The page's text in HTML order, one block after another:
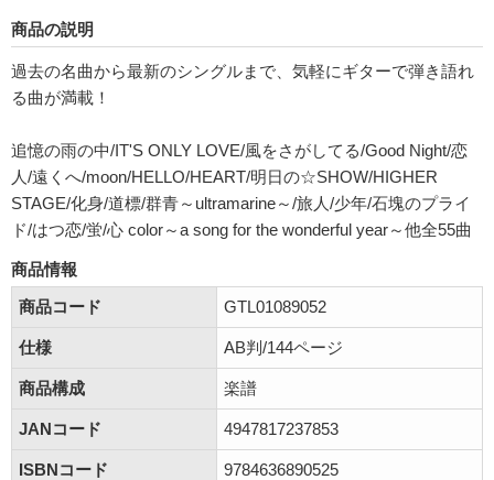
商品の説明
過去の名曲から最新のシングルまで、気軽にギターで弾き語れ
る曲が満載！
追憶の雨の中/IT'S ONLY LOVE/風をさがしてる/Good Night/恋
人/遠くへ/moon/HELLO/HEART/明日の☆SHOW/HIGHER
STAGE/化身/道標/群青～ultramarine～/旅人/少年/石塊のプライ
ド/はつ恋/蛍/心 color～a song for the wonderful year～他全55曲
商品情報
商品コード
GTL01089052
仕様 AB判/144ページ
商品構成 楽譜
JANコード 4947817237853
ISBNコード 9784636890525